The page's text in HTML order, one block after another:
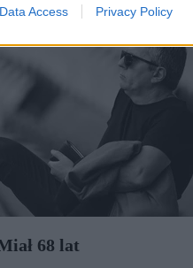
Data Access Privacy Policy
68 lat